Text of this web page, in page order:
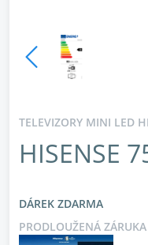
TELEVIZORY MINI LED
HISENSE
DÁREK ZDARMA
PRODLOUŽENÁ